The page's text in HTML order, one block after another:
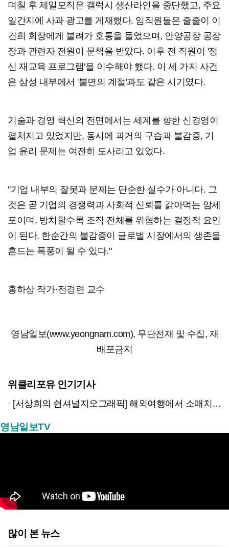
며칠 후 제일모직은 갤럭시 생산라인을 중단했고, 주요
일간지에 사과 광고를 게재했다. 임직원들은 줄줄이 이
건희 회장에게 불려가 호통을 들었으며, 안양공장 공장
장과 관련자 전원이 문책을 받았다. 이후 전 직원이 '정
신 재교육 프로그램'을 이수해야 했다. 이 세 가지 사건
은 삼성 내부에서 '불면의 계절'과도 같은 시기였다.
기술과 경영 혁신의 전면에서는 세계를 향한 신경영이
펼쳐지고 있었지만, 동시에 과거의 구습과 불감증, 기
업 윤리 문제는 여전히 도사리고 있었다.
"기업 내부의 잘못과 문제는 단순한 실수가 아니다. 그
것은 곧 기업의 경쟁력과 사회적 신뢰를 갉아먹는 암세
포이며, 방치할수록 조직 전체를 위협하는 결정적 요인
이 된다. 한순간의 불감증이 글로벌 시장에서의 생존을
흔드는 폭풍이 될 수 있다."
홍하상 작가·전경련 교수
영남일보(www.yeongnam.com), 무단전재 및 수집, 재
배포금지
위클리포유 인기기사
[서상희의 쉰셔널지오그래픽] 해외여행에서 소매치기 당하지 않는 다섯가지 방법
영남일보TV
많이 본 뉴스